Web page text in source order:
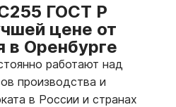
ГОСТ Р
цене от
в Оренбурге
работают над
производства и
в России и странах